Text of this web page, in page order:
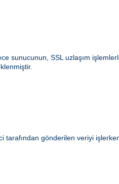
sunucunun, SSL uzlaşım
gönderilen veriyi